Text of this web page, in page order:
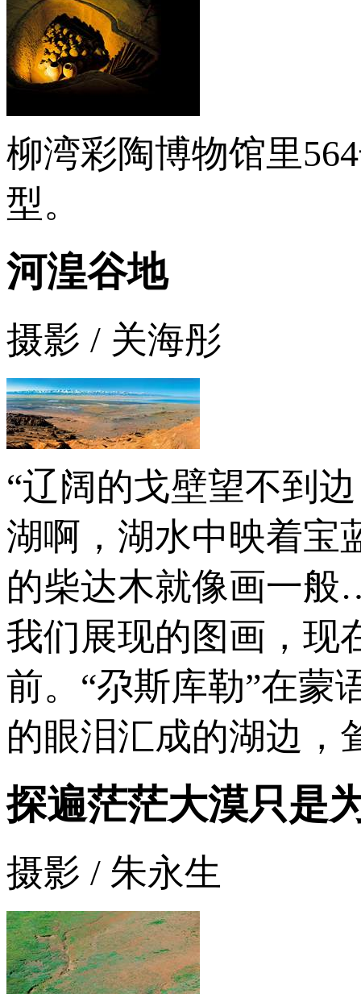
柳湾彩陶博物馆里
型。
河湟谷地
摄影 / 关海彤
“辽阔的戈壁望不到
湖啊，湖水中映着宝
的柴达木就像画一
我们展现的图画，现
前。“尕斯库勒”在蒙
的眼泪汇成的湖边，
探遍茫茫大漠只是
摄影 / 朱永生